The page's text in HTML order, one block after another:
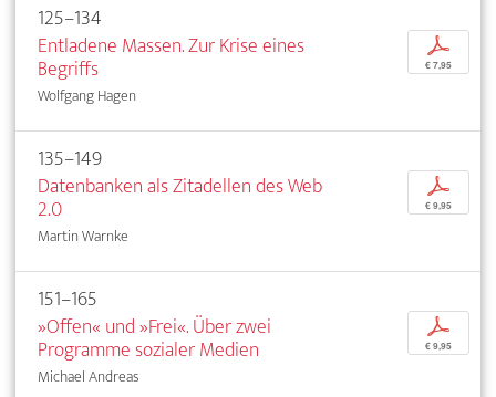
125–134
Entladene Massen. Zur Krise eines
Begriffs
Wolfgang Hagen
p
€ 7,95
135–149
Datenbanken als Zitadellen des Web
2.0
Martin Warnke
p
€ 9,95
151–165
»Offen« und »Frei«. Über zwei
Programme sozialer Medien
Michael Andreas
p
€ 9,95